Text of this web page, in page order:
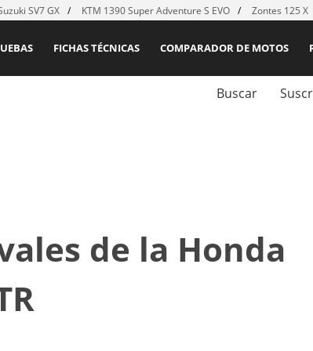
SV7 GX KTM 1390 Super Adventure S EVO Zontes 125 X
COMPARADOR DE MOTOS
FICHAS TÉCNICAS
Buscar
de la Honda